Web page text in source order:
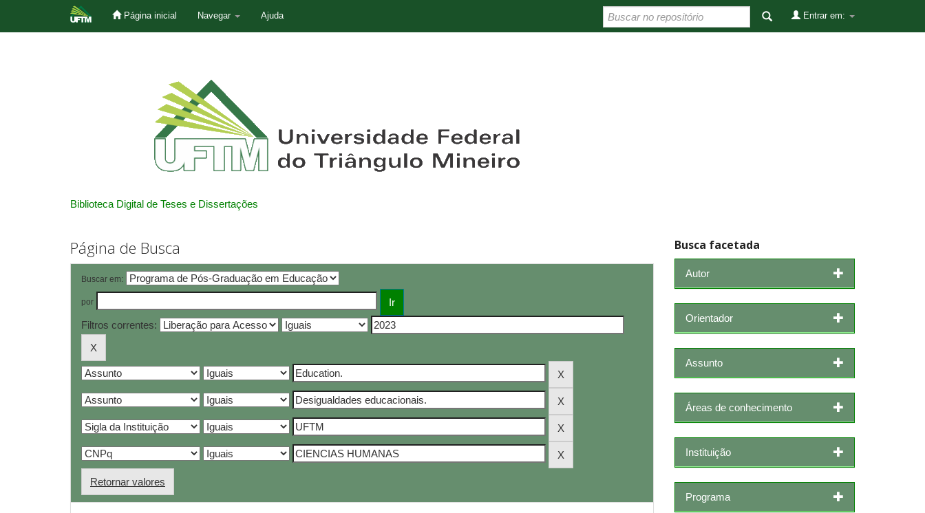
Página inicial Navegar Ajuda Entrar em:
Biblioteca Digital de Teses e Dissertações
Página de Busca
Buscar em:
por
Filtros correntes:
Retornar valores
Busca facetada
Autor
Orientador
Assunto
Áreas de conhecimento
Instituição
Programa